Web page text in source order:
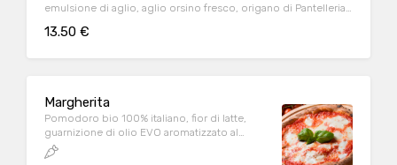
emulsione di aglio, aglio orsino fresco, origano di Pantelleria,
13.50 €
Margherita
Pomodoro bio 100% italiano, fior di latte,
guarnizione di olio EVO aromatizzato al
basilico